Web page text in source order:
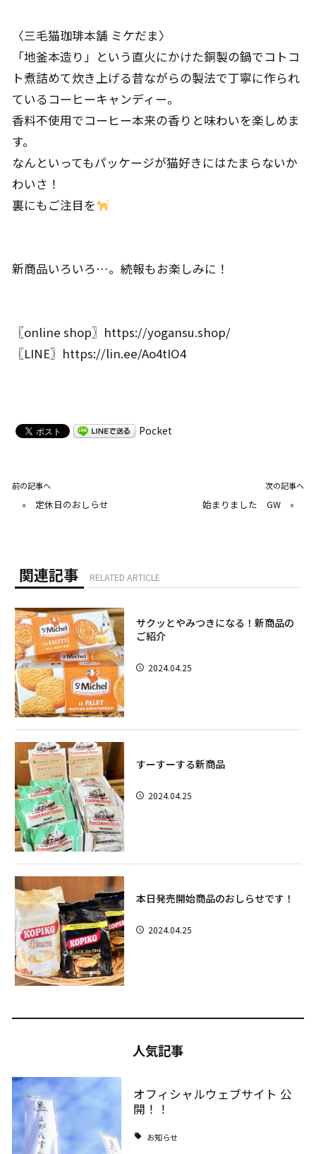
〈三毛猫珈琲本舗 ミケだま〉
「地釜本造り」という直火にかけた銅製の鍋でコトコ
ト煮詰めて炊き上げる昔ながらの製法で丁寧に作られ
ているコーヒーキャンディー。
香料不使用でコーヒー本来の香りと味わいを楽しめま
す。
なんといってもパッケージが猫好きにはたまらないか
わいさ！
裏にもご注目を
新商品いろいろ…。続報もお楽しみに！
〖online shop〗 https://yogansu.shop/
〖LINE〗 https://lin.ee/Ao4tIO4
Pocket
前の記事へ
« 定休日のおしらせ
次の記事へ
始まりました GW »
関連記事 RELATED ARTICLE
サクッとやみつきになる！新商品の
ご紹介
2024.04.25
すーすーする新商品
2024.04.25
本日発売開始商品のおしらせです！
2024.04.25
人気記事
オフィシャルウェブサイト 公
開！！
お知らせ